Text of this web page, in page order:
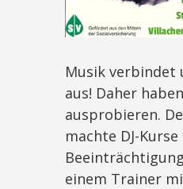
Musik verbindet
aus! Daher
ausprobieren.
machte DJ-
einem Trainer